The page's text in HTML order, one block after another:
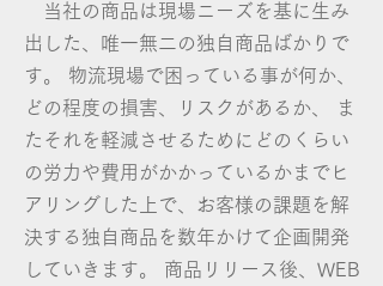
当社の商品は現場ニーズを基に生み
出した、唯一無二の独自商品ばかりで
す。 物流現場で困っている事が何か、
どの程度の損害、リスクがあるか、 ま
たそれを軽減させるためにどのくらい
の労力や費用がかかっているかまでヒ
アリングした上で、お客様の課題を解
決する独自商品を数年かけて企画開発
していきます。 商品リリース後、WEB